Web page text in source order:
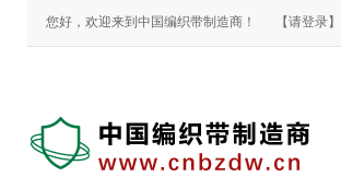
您好，欢迎来到中国编织带制造商！ 【请登录】